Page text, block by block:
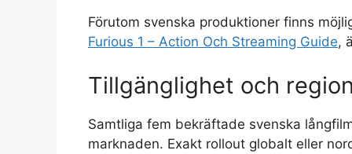
Förutom svenska produktioner finns
Furious 1 – Action Och Streaming Guide,
Tillgänglighet och
Samtliga fem bekräftade svenska
marknaden. Exakt rollout globalt eller